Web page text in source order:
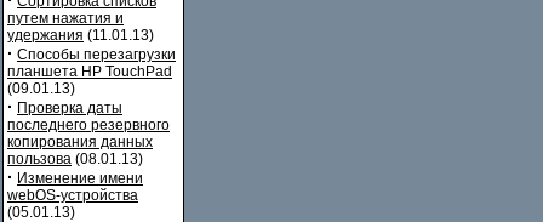
путем нажатия и
удержания (11.01.13)
· Способы перезагрузки
планшета HP TouchPad
(09.01.13)
· Проверка даты
последнего резервного
копирования данных
пользова (08.01.13)
· Изменение имени
webOS-устройства
(05.01.13)